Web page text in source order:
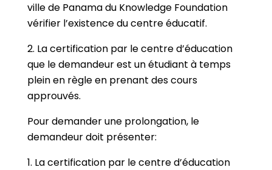
ville de Panama du Knowledge Foundation
vérifier l’existence du centre éducatif.
2. La certification par le centre d’éducation
que le demandeur est un étudiant à temps
plein en règle en prenant des cours
approuvés.
Pour demander une prolongation, le
demandeur doit présenter:
1. La certification par le centre d’éducation